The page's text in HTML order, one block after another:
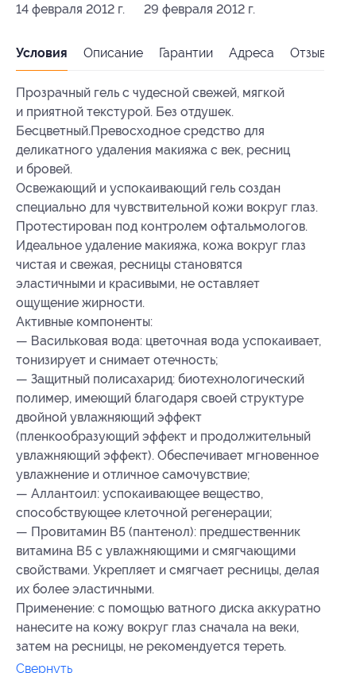
14 февраля 2012 г. 29 февраля 2012 г.
Условия Описание Гарантии Адреса Отзывы
Прозрачный гель с чудесной свежей, мягкой
и приятной текстурой. Без отдушек.
Бесцветный.Превосходное средство для
деликатного удаления макияжа с век, ресниц
и бровей.
Освежающий и успокаивающий гель создан
специально для чувствительной кожи вокруг глаз.
Протестирован под контролем офтальмологов.
Идеальное удаление макияжа, кожа вокруг глаз
чистая и свежая, ресницы становятся
эластичными и красивыми, не оставляет
ощущение жирности.
Активные компоненты:
— Васильковая вода: цветочная вода успокаивает,
тонизирует и снимает отечность;
— Защитный полисахарид: биотехнологический
полимер, имеющий благодаря своей структуре
двойной увлажняющий эффект
(пленкообразующий эффект и продолжительный
увлажняющий эффект). Обеспечивает мгновенное
увлажнение и отличное самочувствие;
— Аллантоил: успокаивающее вещество,
способствующее клеточной регенерации;
— Провитамин B5 (пантенол): предшественник
витамина B5 с увлажняющими и смягчающими
свойствами. Укрепляет и смягчает ресницы, делая
их более эластичными.
Применение: с помощью ватного диска аккуратно
нанесите на кожу вокруг глаз сначала на веки,
затем на ресницы, не рекомендуется тереть.
Свернуть